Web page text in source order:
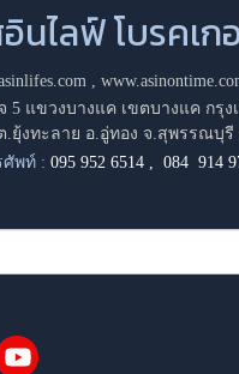
นไลฟ์ โบรคเก
,
5 แขวงบางแค เขตบางแค กรุง
.ยุ้งทะลาย อ.อู่ทอง จ.สุพรรณบุรี
ศัพท์ : 095 952 6514 ,084 914